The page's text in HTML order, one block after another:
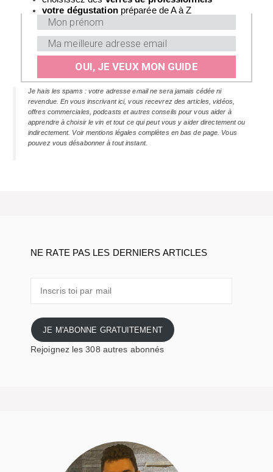
votre dégustation préparée de A à Z
OUI, JE VEUX MON GUIDE
Je hais les spams : votre adresse email ne sera jamais cédée ni
revendue. En vous inscrivant ici, vous recevrez des articles, vidéos,
offres commerciales, podcasts et autres conseils pour vous aider à
apprendre à choisir le vin et tout ce qui peut vous y aider directement ou
indirectement. Voir mentions légales complètes en bas de page. Vous
pouvez vous désabonner à tout instant.
NE RATE PAS LES DERNIERS ARTICLES
mail
JE M'ABONNE GRATUITEMENT
Rejoignez les 308 autres abonnés